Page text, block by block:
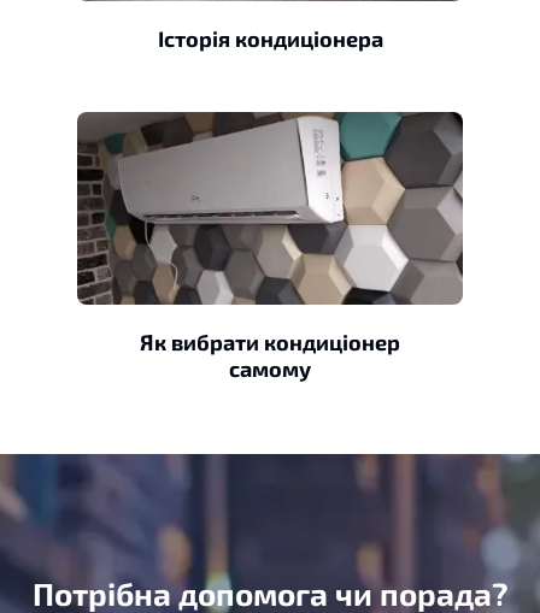
Історія кондиціонера
Як вибрати кондиціонер
самому
Потрібна допомога чи порада?